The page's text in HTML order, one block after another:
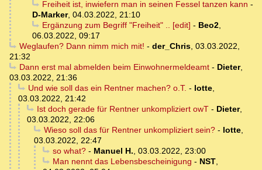
Freiheit ist, inwiefern man in seinen Fessel tanzen kann -
D-Marker, 04.03.2022, 21:10
Ergänzung zum Begriff "Freiheit" .. [edit] - Beo2,
06.03.2022, 09:17
Weglaufen? Dann nimm mich mit! - der_Chris, 03.03.2022,
21:32
Dann erst mal abmelden beim Einwohnermeldeamt- Dieter,
03.03.2022, 21:36
Und wie soll das ein Rentner machen? o.T. - lotte,
03.03.2022, 21:42
Ist doch gerade für Rentner unkompliziert owT- Dieter,
03.03.2022, 22:06
Wieso soll das für Rentner unkompliziert sein?- lotte,
03.03.2022, 22:47
so what?- Manuel H., 03.03.2022, 23:00
Man nennt das Lebensbescheinigung - NST,